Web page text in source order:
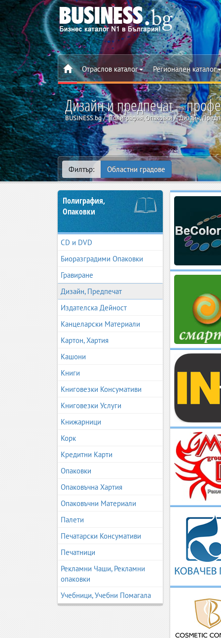
Отраслов каталог Регионален каталог
Дизайн и предпечат –
BUSINESS.bg Полиграфия, Опаковки Дизайн,
Филтър: Областни градове
Полиграфия,
Опаковки
CD и DVD
Биоразградими Опаковки
Гравиране
Дизайн, Предпечат
Издателска Дейност
Канцеларски Материали
Картон, Хартия
Кашони
Книги
Книговезки Консумативи
Книговезки Услуги
Книжарници
Корк
Кредитни Карти
Опаковки
Опаковъчна Хартия
Опаковъчни Материали
Палети
Печатарски Консумативи
Печатници
Рекламни Чаши, Рекламни
опаковки
Учебници, Учебни Помагала